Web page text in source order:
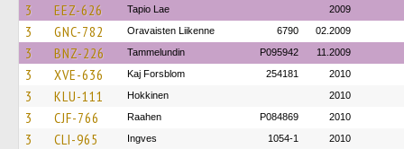
3 EEZ-626 Tapio Lae 2009
3 GNC-782 Oravaisten Liikenne 6790 02.2009
3 BNZ-226 Tammelundin P095942 11.2009
3 XVE-636 Kaj Forsblom 254181 2010
3 KLU-111 Hokkinen 2010
3 CJF-766 Raahen P084869 2010
3 CLI-965 Ingves 1054-1 2010